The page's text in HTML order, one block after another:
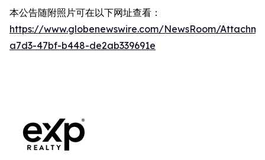
本公告随附照片可在以下网址查看：
https://www.globenewswire.com/NewsRoom/
a7d3-47bf-b448-de2ab339691e